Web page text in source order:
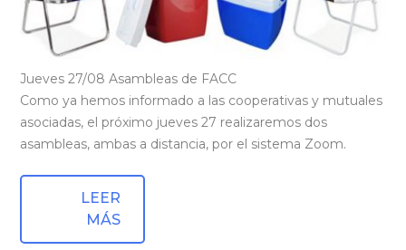
Jueves 27/08 Asambleas de FACC
Como ya hemos informado a las cooperativas y mutuales
asociadas, el próximo jueves 27 realizaremos dos
asambleas, ambas a distancia, por el sistema Zoom.
LEER
MÁS